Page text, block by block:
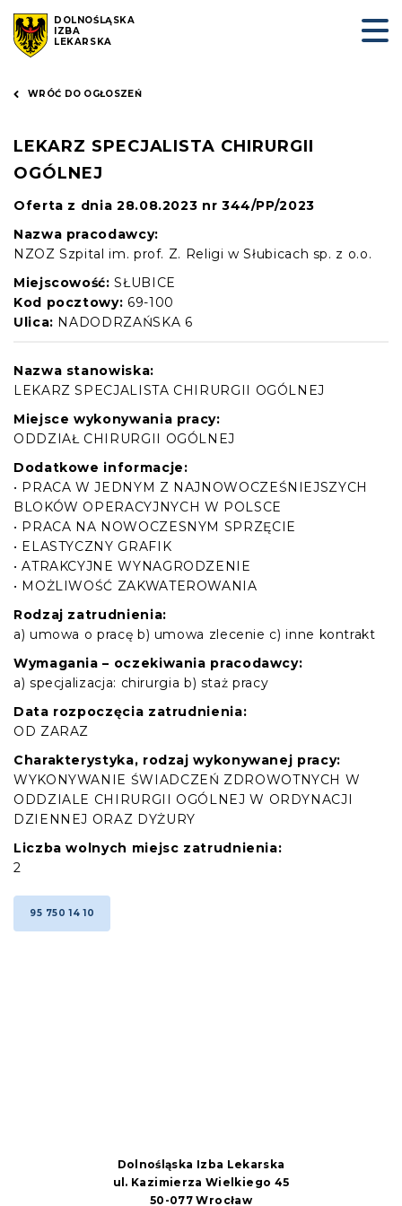
DOLNOŚLĄSKA
IZBA
LEKARSKA
WRÓĆ DO OGŁOSZEŃ
LEKARZ SPECJALISTA CHIRURGII
OGÓLNEJ
Oferta z dnia 28.08.2023 nr 344/PP/2023
Nazwa pracodawcy:
NZOZ Szpital im. prof. Z. Religi w Słubicach sp. z o.o.
Miejscowość: SŁUBICE
Kod pocztowy: 69-100
Ulica: NADODRZAŃSKA 6
Nazwa stanowiska:
LEKARZ SPECJALISTA CHIRURGII OGÓLNEJ
Miejsce wykonywania pracy:
ODDZIAŁ CHIRURGII OGÓLNEJ
Dodatkowe informacje:
• PRACA W JEDNYM Z NAJNOWOCZEŚNIEJSZYCH
BLOKÓW OPERACYJNYCH W POLSCE
• PRACA NA NOWOCZESNYM SPRZĘCIE
• ELASTYCZNY GRAFIK
• ATRAKCYJNE WYNAGRODZENIE
• MOŻLIWOŚĆ ZAKWATEROWANIA
Rodzaj zatrudnienia:
a) umowa o pracę b) umowa zlecenie c) inne kontrakt
Wymagania – oczekiwania pracodawcy:
a) specjalizacja: chirurgia b) staż pracy
Data rozpoczęcia zatrudnienia:
OD ZARAZ
Charakterystyka, rodzaj wykonywanej pracy:
WYKONYWANIE ŚWIADCZEŃ ZDROWOTNYCH W
ODDZIALE CHIRURGII OGÓLNEJ W ORDYNACJI
DZIENNEJ ORAZ DYŻURY
Liczba wolnych miejsc zatrudnienia:
2
95 750 14 10
Dolnośląska Izba Lekarska
ul. Kazimierza Wielkiego 45
50-077 Wrocław